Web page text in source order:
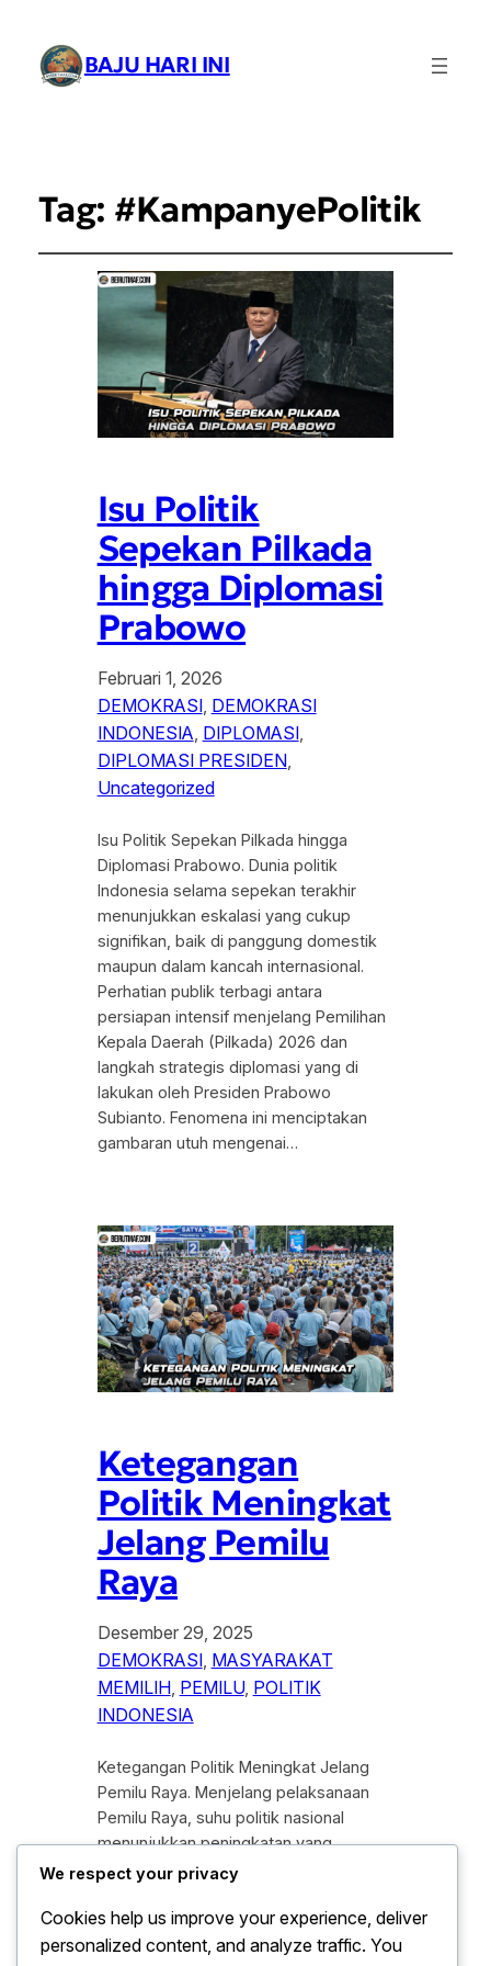
BAJU HARI INI
Tag: #KampanyePolitik
Isu Politik
Sepekan Pilkada
hingga Diplomasi
Prabowo
Februari 1, 2026
DEMOKRASI, DEMOKRASI
INDONESIA, DIPLOMASI
DIPLOMASI PRESIDEN
Uncategorized
Isu Politik Sepekan Pilkada hingga
Diplomasi Prabowo. Dunia politik
Indonesia selama sepekan terakhir
menunjukkan eskalasi yang cukup
signifikan, baik di panggung domestik
maupun dalam kancah internasional.
Perhatian publik terbagi antara
persiapan intensif menjelang Pemilihan
Kepala Daerah (Pilkada) 2026 dan
langkah strategis diplomasi yang di
lakukan oleh Presiden Prabowo
Subianto. Fenomena ini menciptakan
gambaran utuh mengenai…
Ketegangan
Politik Meningkat
Jelang Pemilu
Raya
Desember 29, 2025
DEMOKRASI, MASYARAKAT
MEMILIH, PEMILU, POLITIK
INDONESIA
Ketegangan Politik Meningkat Jelang
Pemilu Raya. Menjelang pelaksanaan
Pemilu Raya, suhu politik nasional
menunjukkan peningkatan yang
signifikan. Persaingan antarkekuatan
mendekatnya hari pemungutan suara,
di tandai dengan intensitas kampanye
We respect your privacy
Cookies help us improve your experience, deliver
personalized content, and analyze traffic. You